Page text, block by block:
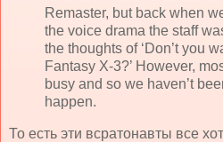
Remaster, but back when
the voice drama the staff
the thoughts of ‘Don’t you
Fantasy X-3?’ However,
busy and so we haven’t
happen.
То есть эти всратонавты все